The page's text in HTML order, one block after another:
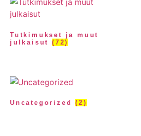
Tutkimukset ja muut
julkaisut(72)
Uncategorized(2)